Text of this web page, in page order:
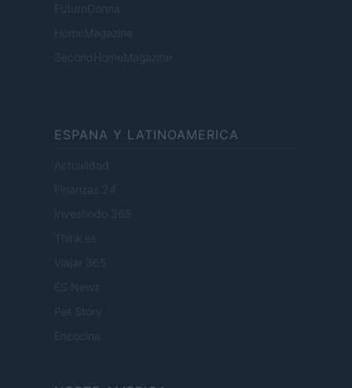
FuturoDonna
HomeMagazine
SecondHomeMagazine
ESPANA Y LATINOAMERICA
Actualidad
Finanzas 24
Investindo 365
Think.es
Viajar 365
ES Newz
Pet Story
Encocina